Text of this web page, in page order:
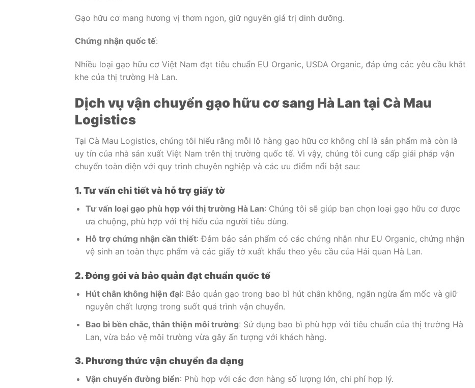
Gạo hữu cơ mang hương vị thơm ngon, giữ nguyên giá trị dinh dưỡng.
Chứng nhận quốc tế:
Nhiều loại gạo hữu cơ Việt Nam đạt tiêu chuẩn EU Organic, USDA Organic, đáp ứng các yêu cầu khắt
khe của thị trường Hà Lan.
Dịch vụ vận chuyển gạo hữu cơ sang Hà Lan tại Cà Mau
Logistics
Tại Cà Mau Logistics, chúng tôi hiểu rằng mỗi lô hàng gạo hữu cơ không chỉ là sản phẩm mà còn là
uy tín của nhà sản xuất Việt Nam trên thị trường quốc tế. Vì vậy, chúng tôi cung cấp giải pháp vận
chuyển toàn diện với quy trình chuyên nghiệp và các ưu điểm nổi bật sau:
1. Tư vấn chi tiết và hỗ trợ giấy tờ
Tư vấn loại gạo phù hợp với thị trường Hà Lan: Chúng tôi sẽ giúp bạn chọn loại gạo hữu cơ được
ưa chuộng, phù hợp với thị hiếu của người tiêu dùng.
Hỗ trợ chứng nhận cần thiết: Đảm bảo sản phẩm có các chứng nhận như EU Organic, chứng nhận
vệ sinh an toàn thực phẩm và các giấy tờ xuất khẩu theo yêu cầu của Hải quan Hà Lan.
2. Đóng gói và bảo quản đạt chuẩn quốc tế
Hút chân không hiện đại: Bảo quản gạo trong bao bì hút chân không, ngăn ngừa ẩm mốc và giữ
nguyên chất lượng trong suốt quá trình vận chuyển.
Bao bì bền chắc, thân thiện môi trường: Sử dụng bao bì phù hợp với tiêu chuẩn của thị trường Hà
Lan, vừa bảo vệ môi trường vừa gây ấn tượng với khách hàng.
3. Phương thức vận chuyển đa dạng
Vận chuyển đường biển: Phù hợp với các đơn hàng số lượng lớn, chi phí hợp lý.